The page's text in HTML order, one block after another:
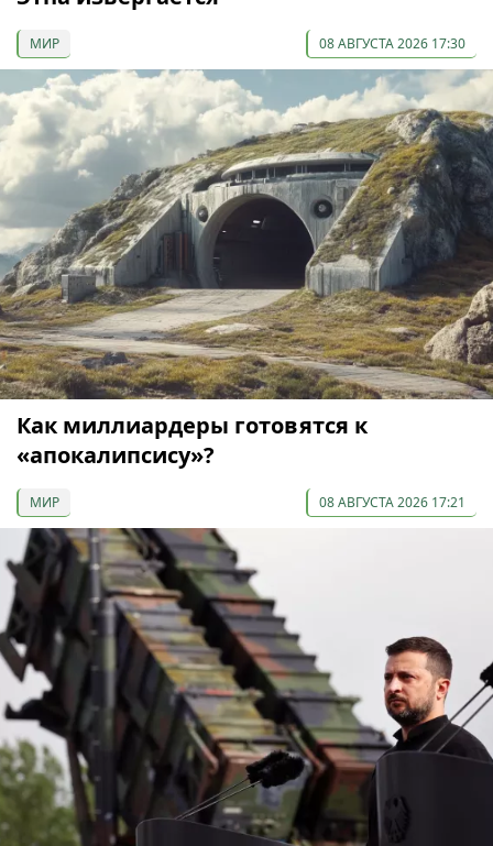
МИР 08 АВГУСТА 2026 17:30
Как миллиардеры готовятся к
«апокалипсису»?
МИР 08 АВГУСТА 2026 17:21